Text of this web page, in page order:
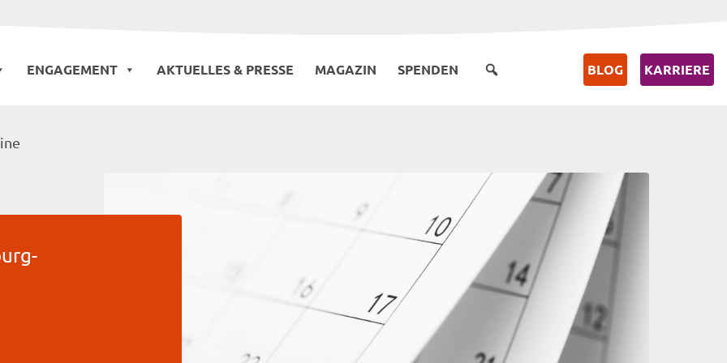
ENGAGEMENT AKTUELLES & PRESSE MAGAZIN SPENDEN KARRIERE
BLOG